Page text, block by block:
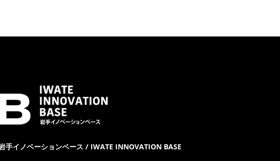
手イノベーションベース / IWATE INNOVATION BASE